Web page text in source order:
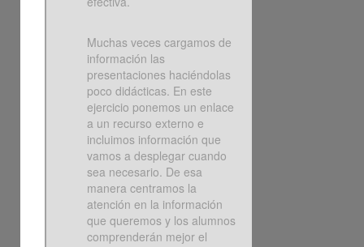
Muchas veces cargamos de
información las
presentaciones haciéndolas
poco didácticas. En este
ejercicio ponemos un enlace
a un recurso externo e
incluimos información que
vamos a desplegar cuando
sea necesario. De esa
manera centramos la
atención en la información
que queremos y los alumnos
comprenderán mejor el